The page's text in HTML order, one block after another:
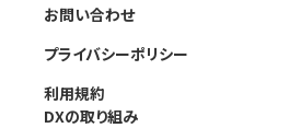
お問い合わせ
プライバシーポリシー
利用規約
DXの取り組み